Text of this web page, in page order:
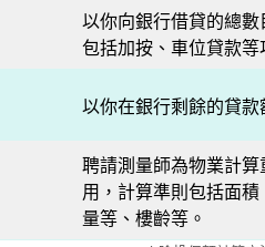
以你向銀行借貸的總數
包括加按、車位貸款等
以你在銀行剩餘的貸款
聘請測量師為物業計算
用，計算準則包括面
量等、樓齡等。